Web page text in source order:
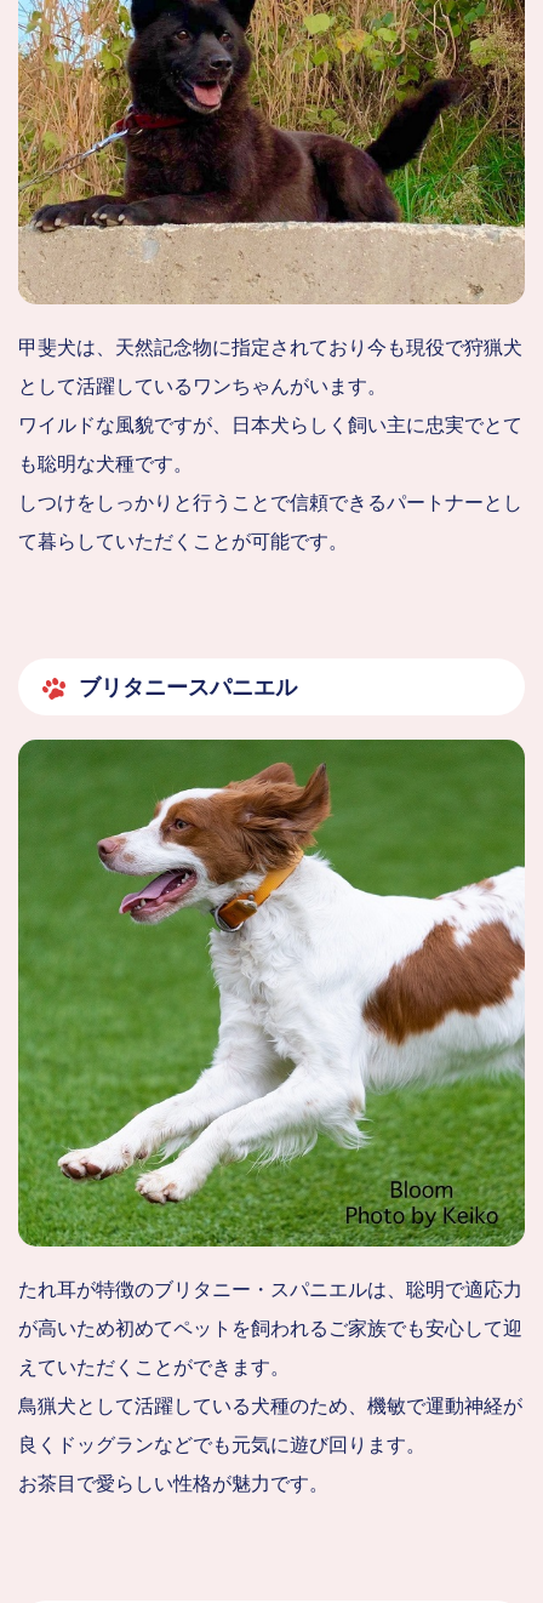
甲斐犬は、天然記念物に指定されており今も現役で狩猟犬
として活躍しているワンちゃんがいます。
ワイルドな風貌ですが、日本犬らしく飼い主に忠実でとて
も聡明な犬種です。
しつけをしっかりと行うことで信頼できるパートナーとし
て暮らしていただくことが可能です。
ブリタニースパニエル
たれ耳が特徴のブリタニー・スパニエルは、聡明で適応力
が高いため初めてペットを飼われるご家族でも安心して迎
えていただくことができます。
鳥猟犬として活躍している犬種のため、機敏で運動神経が
良くドッグランなどでも元気に遊び回ります。
お茶目で愛らしい性格が魅力です。